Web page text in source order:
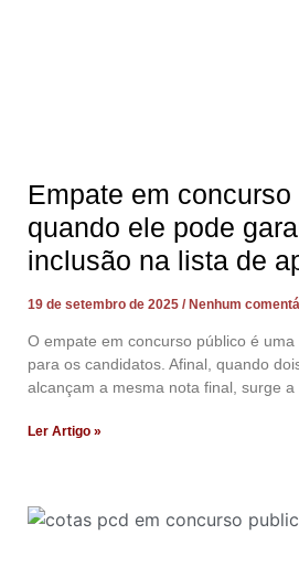
Empate em concurso
quando ele pode
inclusão na lista de
19 de setembro de 2025 Nenhum
O empate em concurso público é
para os candidatos. Afinal, quando
alcançam a mesma nota final, surge a
Ler Artigo »